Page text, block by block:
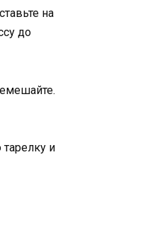
на
до
и